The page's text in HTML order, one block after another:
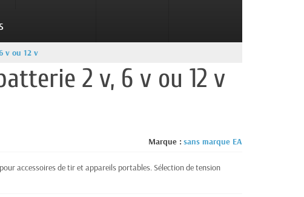
v ou 12 v
2 v, 6 v ou 12 v
Marque : sans marque EA
accessoires de tir et appareils portables. Sélection de tension